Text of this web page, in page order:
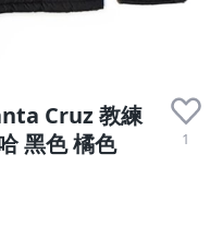
Cruz 教練
黑色 橘色
1